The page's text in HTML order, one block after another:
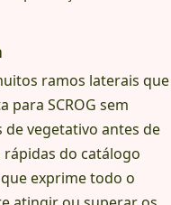
ramos laterais que
SCROG sem
de vegetativo antes de
rápidas do catálogo
exprime todo o